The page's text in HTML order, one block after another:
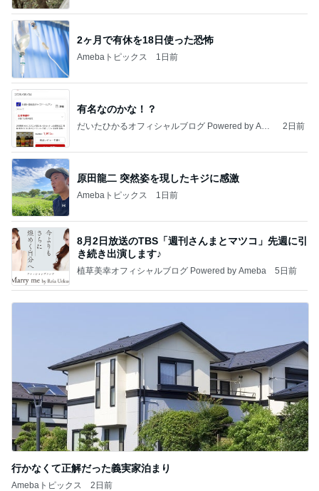
2ヶ月で有休を18日使った恐怖
Amebaトピックス 1日前
有名なのかな！？
だいたひかるオフィシャルブログ Powered by Ame
2日前
原田龍二 突然姿を現したキジに感激
Amebaトピックス 1日前
8月2日放送のTBS「週刊さんまとマツコ」先週に引
き続き出演します♪
植草美幸オフィシャルブログ Powered by Ameba 5日前
行かなくて正解だった義実家泊まり
Amebaトピックス 2日前